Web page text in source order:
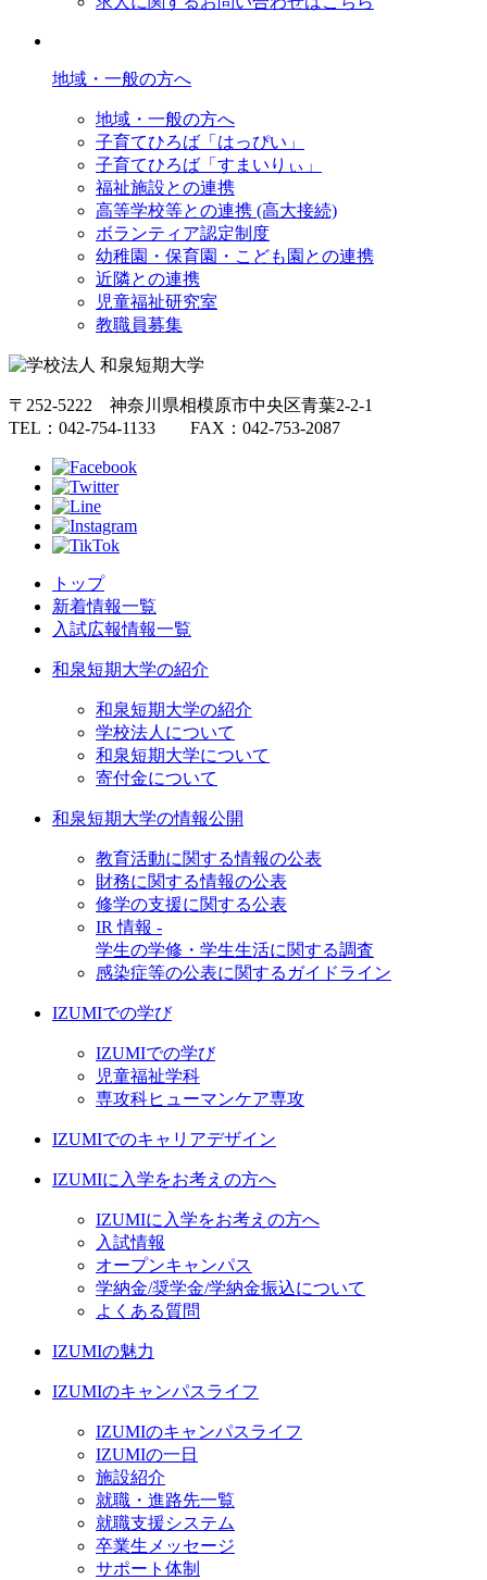
地域・一般の方へ
地域・一般の方へ
子育てひろば「はっぴい」
子育てひろば「すまいりぃ」
福祉施設との連携
高等学校等との連携 (高大接続)
ボランティア認定制度
幼稚園・保育園・こども園との連携
近隣との連携
児童福祉研究室
教職員募集
〒252-5222 神奈川県相模原市中央区青葉2-2-1
TEL：042-754-1133 FAX：042-753-2087
トップ
新着情報一覧
入試広報情報一覧
和泉短期大学の紹介
和泉短期大学の紹介
学校法人について
和泉短期大学について
寄付金について
和泉短期大学の情報公開
教育活動に関する情報の公表
財務に関する情報の公表
修学の支援に関する公表
IR 情報 -
学生の学修・学生生活に関する調査
感染症等の公表に関するガイドライン
IZUMIでの学び
IZUMIでの学び
児童福祉学科
専攻科ヒューマンケア専攻
IZUMIでのキャリアデザイン
IZUMIに入学をお考えの方へ
IZUMIに入学をお考えの方へ
入試情報
オープンキャンパス
学納金/奨学金/学納金振込について
よくある質問
IZUMIの魅力
IZUMIのキャンパスライフ
IZUMIのキャンパスライフ
IZUMIの一日
施設紹介
就職・進路先一覧
就職支援システム
卒業生メッセージ
サポート体制